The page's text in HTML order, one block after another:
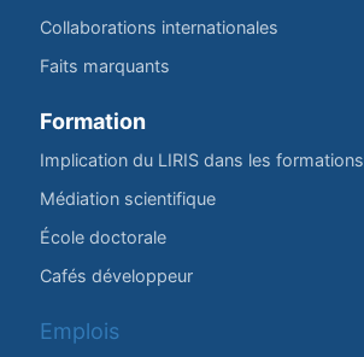
Collaborations internationales
Faits marquants
Formation
Implication du LIRIS dans les formations
Médiation scientifique
École doctorale
Cafés développeur
Emplois